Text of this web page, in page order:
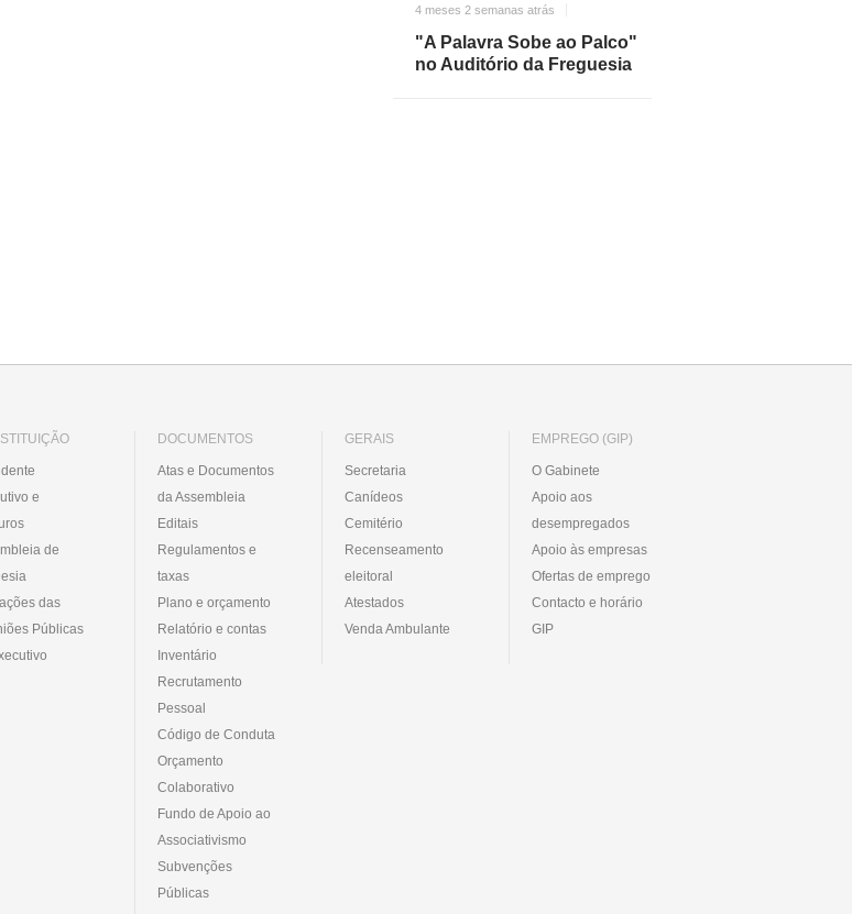
4 meses 2 semanas atrás
"A Palavra Sobe ao Palco"
no Auditório da Freguesia
e
de
das
Públicas
DOCUMENTOS
Atas e Documentos
da Assembleia
Editais
Regulamentos e
taxas
Plano e orçamento
Relatório e contas
Inventário
Recrutamento
Pessoal
Código de Conduta
Orçamento
Colaborativo
Fundo de Apoio ao
Associativismo
Subvenções
Públicas
GERAIS
Secretaria
Canídeos
Cemitério
Recenseamento
eleitoral
Atestados
Venda Ambulante
EMPREGO (GIP)
O Gabinete
Apoio aos
desempregados
Apoio às empresas
Ofertas de emprego
Contacto e horário
GIP